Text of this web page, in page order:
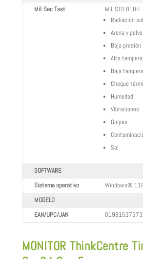
Mil-Sec Test
MIL STD 810H
Radiación
Arena y polvo
Baja presión
Alta
Baja
Choque
Humedad
Vibraciones
Golpes
Sal
SOFTWARE
Sistema operativo
Windows®
MODELO
EAN/UPC/JAN
MONITOR ThinkCentre